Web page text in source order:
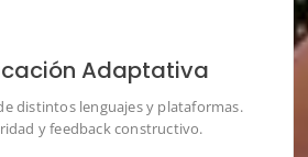
Adaptativa
distintos lenguajes y plataformas.
y feedback constructivo.
de distintos lenguajes y plataformas.
y feedback constructivo.